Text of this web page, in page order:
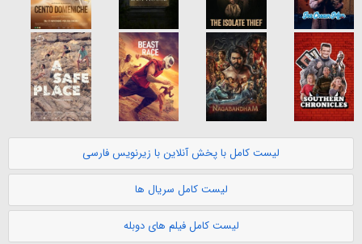
لیست کامل با پخش آنلاین با زیرنویس فارسی
لیست کامل سریال ها
لیست کامل فیلم های دوبله